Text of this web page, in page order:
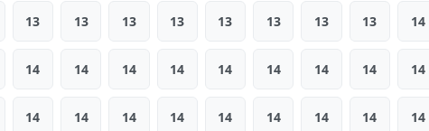
13 13 13 13 13 13 13 13 14
14 14 14 14 14 14 14 14 14
14 14 14 14 14 14 14 14 14